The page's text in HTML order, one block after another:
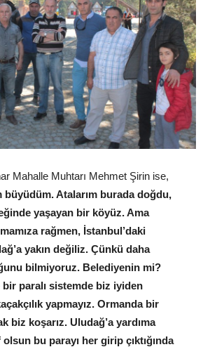
Mahalle Muhtarı Mehmet Şirin ise,
büyüdüm. Atalarım burada doğdu,
yaşayan bir köyüz. Ama
rağmen, İstanbul’daki
yakın değiliz. Çünkü daha
bilmiyoruz. Belediyenin mi?
bir paralı sistemde biz iyiden
yapmayız. Ormanda bir
biz koşarız. Uludağ’a yardıma
bu parayı her girip çıktığında